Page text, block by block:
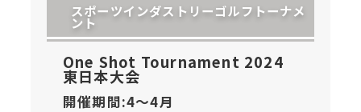
スポーツインダストリーゴルフトーナメ
ント
One Shot Tournament 2024
東日本大会
開催期間:4〜4月